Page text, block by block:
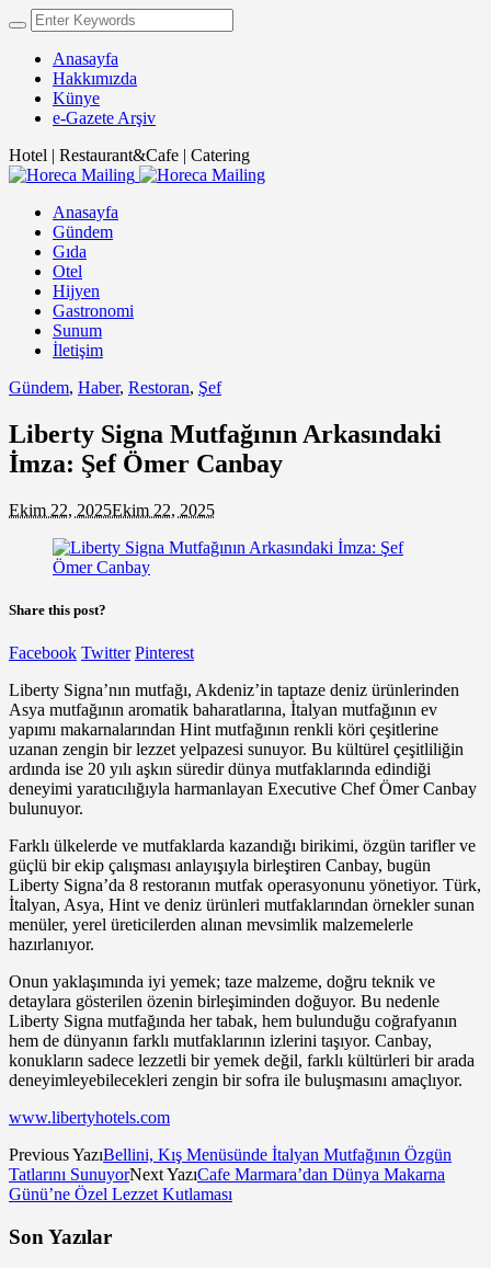
Anasayfa
Hakkımızda
Künye
e-Gazete Arşiv
Hotel | Restaurant&Cafe | Catering
Anasayfa
Gündem
Gıda
Otel
Hijyen
Gastronomi
Sunum
İletişim
Gündem, Haber, Restoran, Şef
Liberty Signa Mutfağının Arkasındaki
İmza: Şef Ömer Canbay
Ekim 22, 2025Ekim 22, 2025
Share this post?
Facebook Twitter Pinterest
Liberty Signa’nın mutfağı, Akdeniz’in taptaze deniz ürünlerinden
Asya mutfağının aromatik baharatlarına, İtalyan mutfağının ev
yapımı makarnalarından Hint mutfağının renkli köri çeşitlerine
uzanan zengin bir lezzet yelpazesi sunuyor. Bu kültürel çeşitliliğin
ardında ise 20 yılı aşkın süredir dünya mutfaklarında edindiği
deneyimi yaratıcılığıyla harmanlayan Executive Chef Ömer Canbay
bulunuyor.
Farklı ülkelerde ve mutfaklarda kazandığı birikimi, özgün tarifler ve
güçlü bir ekip çalışması anlayışıyla birleştiren Canbay, bugün
Liberty Signa’da 8 restoranın mutfak operasyonunu yönetiyor. Türk,
İtalyan, Asya, Hint ve deniz ürünleri mutfaklarından örnekler sunan
menüler, yerel üreticilerden alınan mevsimlik malzemelerle
hazırlanıyor.
Onun yaklaşımında iyi yemek; taze malzeme, doğru teknik ve
detaylara gösterilen özenin birleşiminden doğuyor. Bu nedenle
Liberty Signa mutfağında her tabak, hem bulunduğu coğrafyanın
hem de dünyanın farklı mutfaklarının izlerini taşıyor. Canbay,
konukların sadece lezzetli bir yemek değil, farklı kültürleri bir arada
deneyimleyebilecekleri zengin bir sofra ile buluşmasını amaçlıyor.
www.libertyhotels.com
Previous YazıBellini, Kış Menüsünde İtalyan Mutfağının Özgün
Tatlarını SunuyorNext YazıCafe Marmara’dan Dünya Makarna
Günü’ne Özel Lezzet Kutlaması
Son Yazılar